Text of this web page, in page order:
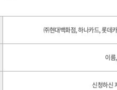
㈜현대백화점, 하나카드, 롯데
이
신청하신